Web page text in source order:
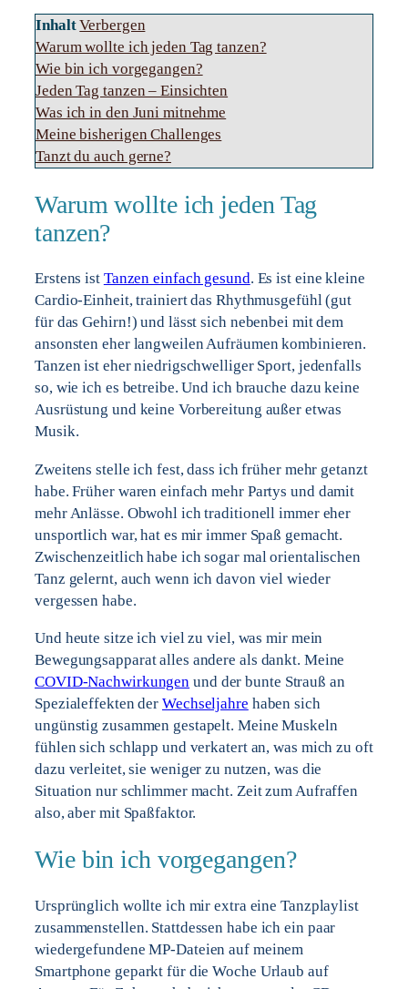
Inhalt Verbergen
Warum wollte ich jeden Tag tanzen?
Wie bin ich vorgegangen?
Jeden Tag tanzen – Einsichten
Was ich in den Juni mitnehme
Meine bisherigen Challenges
Tanzt du auch gerne?
Warum wollte ich jeden Tag
tanzen?
Erstens ist Tanzen einfach gesund. Es ist eine kleine
Cardio-Einheit, trainiert das Rhythmusgefühl (gut
für das Gehirn!) und lässt sich nebenbei mit dem
ansonsten eher langweilen Aufräumen kombinieren.
Tanzen ist eher niedrigschwelliger Sport, jedenfalls
so, wie ich es betreibe. Und ich brauche dazu keine
Ausrüstung und keine Vorbereitung außer etwas
Musik.
Zweitens stelle ich fest, dass ich früher mehr getanzt
habe. Früher waren einfach mehr Partys und damit
mehr Anlässe. Obwohl ich traditionell immer eher
unsportlich war, hat es mir immer Spaß gemacht.
Zwischenzeitlich habe ich sogar mal orientalischen
Tanz gelernt, auch wenn ich davon viel wieder
vergessen habe.
Und heute sitze ich viel zu viel, was mir mein
Bewegungsapparat alles andere als dankt. Meine
COVID-Nachwirkungen und der bunte Strauß an
Spezialeffekten der Wechseljahre haben sich
ungünstig zusammen gestapelt. Meine Muskeln
fühlen sich schlapp und verkatert an, was mich zu oft
dazu verleitet, sie weniger zu nutzen, was die
Situation nur schlimmer macht. Zeit zum Aufraffen
also, aber mit Spaßfaktor.
Wie bin ich vorgegangen?
Ursprünglich wollte ich mir extra eine Tanzplaylist
zusammenstellen. Stattdessen habe ich ein paar
wiedergefundene MP-Dateien auf meinem
Smartphone geparkt für die Woche Urlaub auf